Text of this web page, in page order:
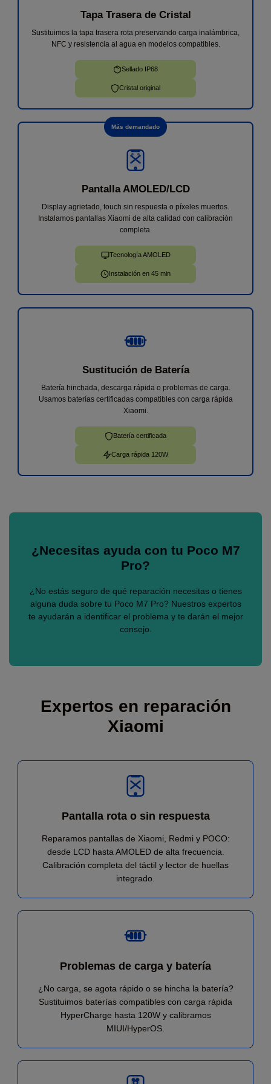
★ ★ ★ ★
He llevado mi móvil un Samsung A33 ya que no me
cargaba, me ha atendido Andrés de forma increíble
y en menos de 1h me lo has cambiado y ya
funciona perfectamente. Sin dudas cuando me pase
algo, volveré.
Tapa Trasera de Cristal
Sustituimos la tapa trasera rota preservando carga inalámbrica,
NFC y resistencia al agua en modelos compatibles.
Sellado IP68
Cristal original
Más demandado
Pantalla AMOLED/LCD
Display agrietado, touch sin respuesta o píxeles muertos.
Instalamos pantallas Xiaomi de alta calidad con calibración
completa.
Tecnología AMOLED
Instalación en 45 min
Sustitución de Batería
Batería hinchada, descarga rápida o problemas de carga.
Usamos baterías certificadas compatibles con carga rápida
Xiaomi.
Batería certificada
Carga rápida 120W
¿Necesitas ayuda con tu Poco M7
Pro?
¿No estás seguro de qué reparación necesitas o tienes
alguna duda sobre tu Poco M7 Pro? Nuestros expertos
te ayudarán a identificar el problema y te darán el mejor
consejo.
Expertos en reparación
Xiaomi
Pantalla rota o sin respuesta
Reparamos pantallas de Xiaomi, Redmi y POCO:
desde LCD hasta AMOLED de alta frecuencia.
Calibración completa del táctil y lector de huellas
integrado.
Problemas de carga y batería
¿No carga, se agota rápido o se hincha la batería?
Sustituimos baterías compatibles con carga rápida
HyperCharge hasta 120W y calibramos
MIUI/HyperOS.